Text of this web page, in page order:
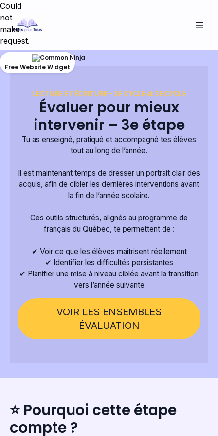
LECTURE ET ÉCRITURE – 2E CYCLE et 3E CYCLE
Évaluer pour mieux
intervenir – 3e étape
Tu as enseigné, pratiqué et accompagné tes élèves
tout au long de l’année.
Il est maintenant temps de dresser un portrait clair des
acquis, afin de cibler les dernières interventions avant
la fin de l’année scolaire.
Ces outils structurés, alignés au programme de
français du Québec, te permettent de :
✔ Voir ce que les élèves maîtrisent réellement
✔ Identifier les difficultés persistantes
✔ Planifier une mise à niveau ciblée avant la transition
VOIR LES ENSEMBLES
ÉVALUATION
⭐ Pourquoi cette étape
compte ?
Could
not
make
request.
Free Website Widget